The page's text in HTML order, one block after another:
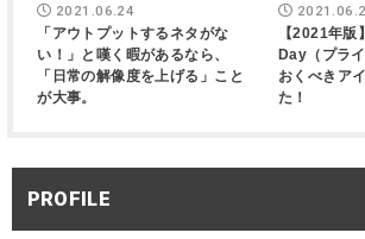
2021.06.24
「アウトプットするネタがな
い！」と嘆く暇があるなら、
「日常の解像度を上げる」こと
が大事。
【2021年
Day（プラ
おくべきア
た！
PROFILE